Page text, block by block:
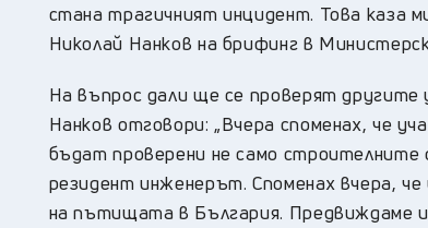
стана трагичният инцидент. Това каза
Николай Нанков на брифинг в
На въпрос дали ще се проверят
Нанков отговори: „Вчера споменах, че
бъдат проверени не само строителните
резидент инженерът. Споменах вчера,
на пътищата в България. Предвиждаме